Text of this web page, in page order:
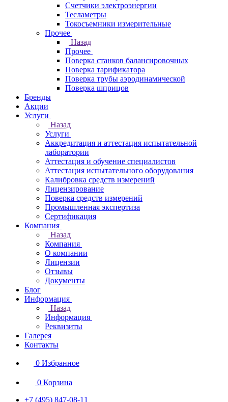
Счетчики электроэнергии
Тесламетры
Токосъемники измерительные
Прочее
Назад
Прочее
Поверка станков балансировочных
Поверка тарификатора
Поверка трубы аэродинамической
Поверка шприцов
Бренды
Акции
Услуги
Назад
Услуги
Аккредитация и аттестация испытательной
лаборатории
Аттестация и обучение специалистов
Аттестация испытательного оборудования
Калибровка средств измерений
Лицензирование
Поверка средств измерений
Промышленная экспертиза
Сертификация
Компания
Назад
Компания
О компании
Лицензии
Отзывы
Документы
Блог
Информация
Назад
Информация
Реквизиты
Галерея
Контакты
0 Избранное
0 Корзина
+7 (495) 847-08-11